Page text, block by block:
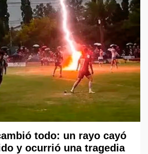
todo: un rayo cayó
y ocurrió una tragedia